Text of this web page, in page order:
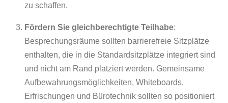
zu schaffen.
Fördern Sie gleichberechtigte Teilhabe:
Besprechungsräume sollten barrierefreie Sitzplätze
enthalten, die in die Standardsitzplätze integriert sind
und nicht am Rand platziert werden. Gemeinsame
Aufbewahrungsmöglichkeiten, Whiteboards,
Erfrischungen und Bürotechnik sollten so positioniert